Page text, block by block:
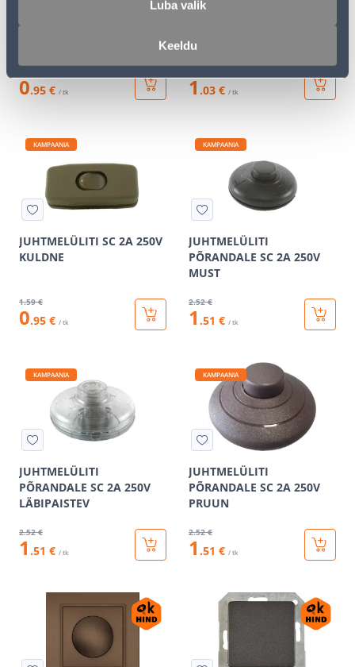
Luba valik
Keeldu
JUHTMELÜLITI SC 2A 250V
0.95 € / tk
LÄBIPAISTEV
1.03 € / tk
KAMPAANIA
JUHTMELÜLITI SC 2A 250V
KULDNE
1.59 €
0.95 € / tk
KAMPAANIA
JUHTMELÜLITI
PÕRANDALE SC 2A 250V
MUST
2.52 €
1 .51 € / tk
KAMPAANIA
JUHTMELÜLITI
PÕRANDALE SC 2A 250V
LÄBIPAISTEV
2.52 €
1 .51 € / tk
KAMPAANIA
JUHTMELÜLITI
PÕRANDALE SC 2A 250V
PRUUN
2.52 €
1 .51 € / tk